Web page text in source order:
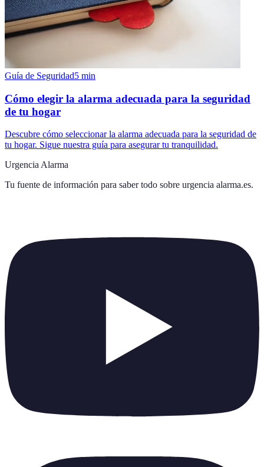
Guía de Seguridad5 min
Cómo elegir la alarma adecuada para la seguridad
de tu hogar
Descubre cómo seleccionar la alarma adecuada para la seguridad de
tu hogar. Sigue nuestra guía para asegurar tu tranquilidad.
Urgencia Alarma
Tu fuente de información para saber todo sobre urgencia alarma.es.